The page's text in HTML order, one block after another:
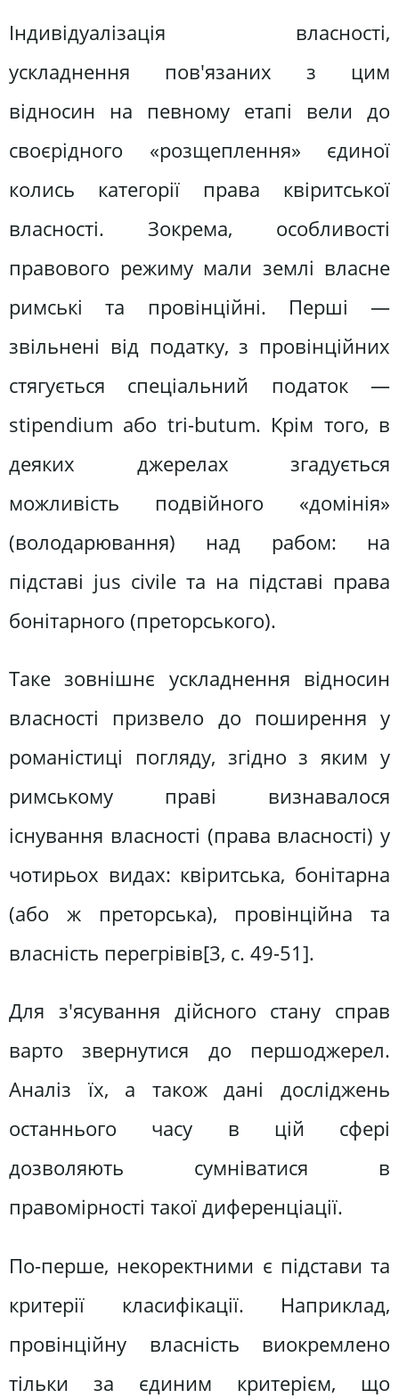
Індивідуалізація власності,
ускладнення пов'язаних з цим
відносин на певному етапі вели до
своєрідного «розщеплення» єдиної
колись категорії права квіритської
власності. Зокрема, особливості
правового режиму мали землі власне
римські та провінційні. Перші —
звільнені від податку, з провінційних
стягується спеціальний податок —
stipendium або tri-butum. Крім того, в
деяких джерелах згадується
можливість подвійного «домінія»
(володарювання) над рабом: на
підставі jus civile та на підставі права
бонітарного (преторського).
Таке зовнішнє ускладнення відносин
власності призвело до поширення у
романістиці погляду, згідно з яким у
римському праві визнавалося
існування власності (права власності) у
чотирьох видах: квіритська, бонітарна
(або ж преторська), провінційна та
власність перегрівів[3, c. 49-51].
Для з'ясування дійсного стану справ
варто звернутися до першоджерел.
Аналіз їх, а також дані досліджень
останнього часу в цій сфері
дозволяють сумніватися в
правомірності такої диференціації.
По-перше, некоректними є підстави та
критерії класифікації. Наприклад,
провінційну власність виокремлено
тільки за єдиним критерієм, що